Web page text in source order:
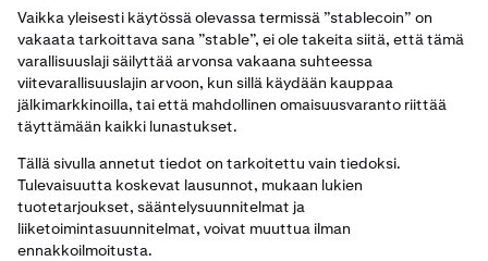
Vaikka yleisesti käytössä olevassa termissä ”stablecoin” on
vakaata tarkoittava sana ”stable”, ei ole takeita siitä, että tämä
varallisuuslaji säilyttää arvonsa vakaana suhteessa
viitevarallisuuslajin arvoon, kun sillä käydään kauppaa
jälkimarkkinoilla, tai että mahdollinen omaisuusvaranto riittää
täyttämään kaikki lunastukset.
Tällä sivulla annetut tiedot on tarkoitettu vain tiedoksi.
Tulevaisuutta koskevat lausunnot, mukaan lukien
tuotetarjoukset, sääntelysuunnitelmat ja
liiketoimintasuunnitelmat, voivat muuttua ilman
ennakkoilmoitusta.